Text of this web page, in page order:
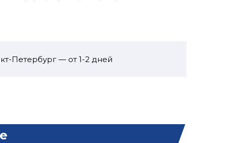
Петербург — от 1-2 дней